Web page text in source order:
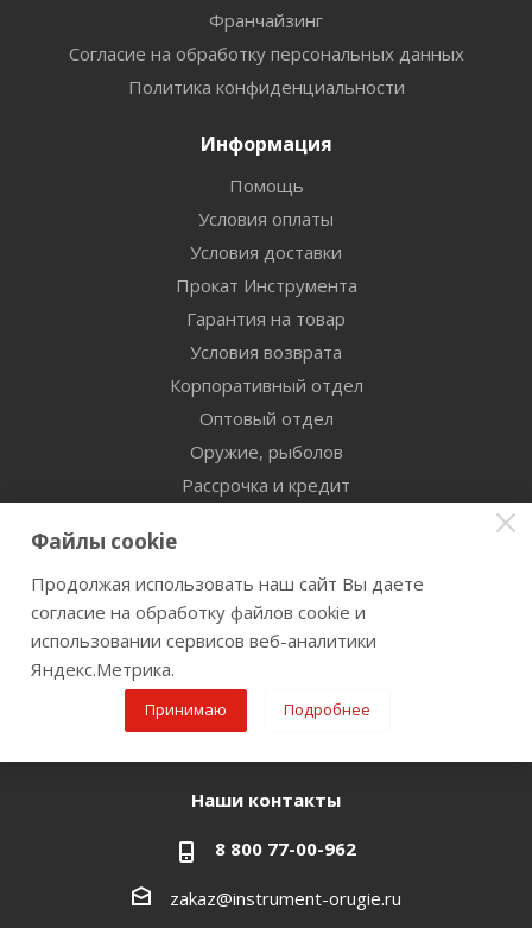
Франчайзинг
Согласие на обработку персональных данных
Политика конфиденциальности
Информация
Помощь
Условия оплаты
Условия доставки
Прокат Инструмента
Гарантия на товар
Условия возврата
Корпоративный отдел
Оптовый отдел
Оружие, рыболов
Рассрочка и кредит
Помощь
Бренды
Оставайтесь на связи
Наши контакты
8 800 77-00-962
zakaz@instrument-orugie.ru
Файлы cookie
Продолжая использовать наш сайт Вы даете
согласие на обработку файлов cookie и
использовании сервисов веб-аналитики
Яндекс.Метрика.
Принимаю Подробнее